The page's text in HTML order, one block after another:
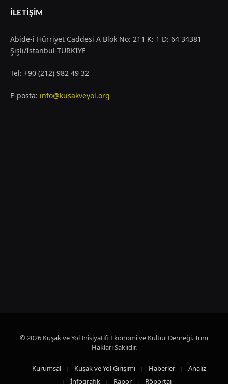
İLETIŞIM
Abide-i Hürriyet Caddesi A Blok No: 211 K: 1 D: 64 34381
Şişli/İstanbul-TÜRKİYE
Tel: +90 (212) 982 49 32
E-posta: info@kusakveyol.org
© 2026 Kuşak ve Yol İnisiyatifi Ekonomi ve Kültür Derneği. Tüm
Hakları Saklıdır.
Kurumsal Kuşak ve Yol Girişimi Haberler
Analiz
İnfografik
Rapor Röportaj